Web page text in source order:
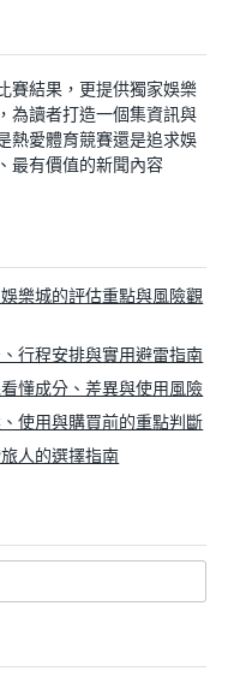
賽結果，更提供獨家娛樂
為讀者打造一個集資訊與
熱愛體育競賽還是追求娛
最有價值的新聞內容
樂城的評估重點與風險觀
行程安排與實用避雷指南
懂成分、差異與使用風險
使用與購買前的重點判斷
人的選擇指南